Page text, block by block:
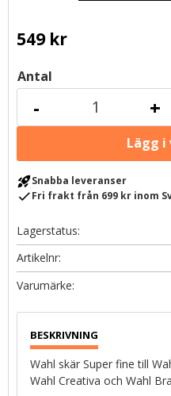
549kr
Antal
+
-
rocket_launchSnabba leveranser
checkFri frakt från 699 kr inom
Lagerstatus
Artikelnr
Wahl skär Super fine till
Wahl Creativa och Wahl